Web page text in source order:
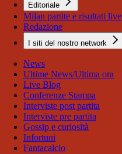
Editoriale
Milan partite e risultati live
Redazione
I siti del nostro network
News
Ultime News/Ultima ora
Live Blog
Conferenze Stampa
Interviste post partita
Interviste pre partita
Gossip e curiosità
Infortuni
Fantacalcio